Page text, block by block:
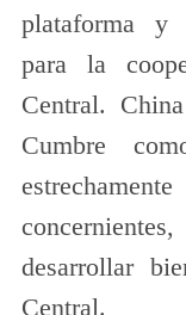
plataforma y
para la
Central.
Cumbre
desarrollar
Central.